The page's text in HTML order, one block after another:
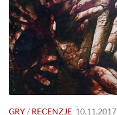
GRY/ RECENZJE 10.11.2017